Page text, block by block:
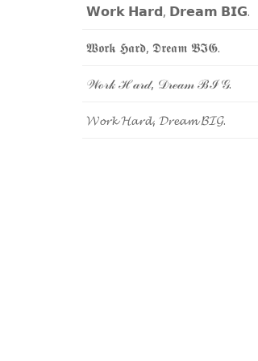
𝗪𝗼𝗿𝗸 𝗛𝗮𝗿𝗱, 𝗗𝗿𝗲𝗮𝗺 𝗕𝗜𝗚.
𝖂𝖔𝖗𝖐 𝕳𝖆𝖗𝖉, 𝕯𝖗𝖊𝖆𝖒 𝕭𝕴𝕲.
𝒲ℴ𝓇𝓀ℋ𝒶𝓇𝒹, 𝒟𝓇ℯ𝒶𝓂ℬℐ𝒢.
𝓦𝓸𝓻𝓴𝓗𝓪𝓻𝓭, 𝓓𝓻𝓮𝓪𝓶𝓑𝓘𝓖.